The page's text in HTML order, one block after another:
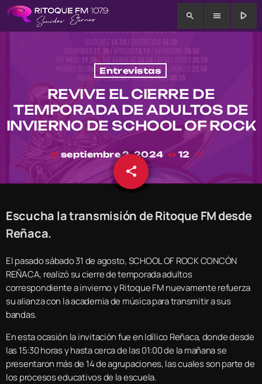
search menu play_arrow
Entrevistas
REVIVE EL CIERRE DE
TEMPORADA DE ADULTOS DE
INVIERNO DE SCHOOL OF ROCK
today septiembre 2, 2024 12
share
email
Escucha la transmisión de Ritoque FM desde
Reñaca.
El pasado sábado 31 de agosto, SCHOOL OF ROCK CONCÓN
REÑACA, realizó su cierre de temporada adultos
correspondiente a invierno y Ritoque FM nuevamente refuerza
su alianza con la academia de música para transmitir a sus
bandas.
En esta ocasión la invitación fue en Idílico Reñaca, donde desde
las 15:30 horas y hasta cerca de las 01:00 de la mañana se
presentaron más de 14 de agrupaciones, las cuales son parte de
los procesos educativos de la escuela.